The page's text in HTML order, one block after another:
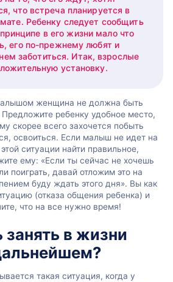
что встреча планируется в
Ребенку следует сообщить
в его жизни мало что
его по-прежнему любят и
заботиться. Итак, взрослые
установку.
женщина не должна быть
ребенку удобное место,
скорее всего захочется побыть
освоиться. Если малыш не идет на
ситуации найти правильное,
ему: «Если ты сейчас не хочешь
поиграть, давай отложим это на
буду ждать этого дня». Вы как
(отказа общения ребенка) и
что на все нужно время!
в жизни
такая ситуация, когда у